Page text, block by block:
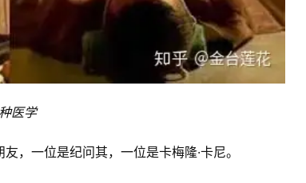
医学
，一位是纪问其，一位是卡梅隆·卡尼。